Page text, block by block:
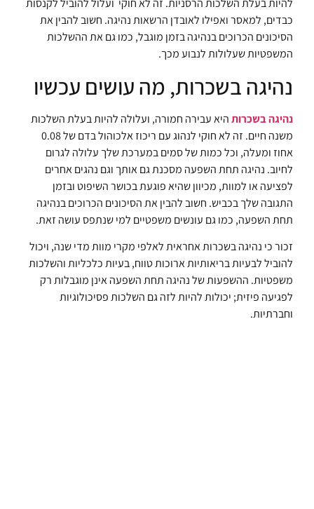
להיות בעלת השלכות הרסניות. זה לא חוקי ועלול להוביל לקנסות
כבדים, למאסר ואפילו לאובדן הרשאות נהיגה. חשוב להבין את
הסיכונים הכרוכים בנהיגה בזמן מוגבל, כמו גם את ההשלכות
המשפטיות שעלולות לנבוע מכך.
נהיגה בשכרות, מה עושים עכשיו
נהיגה בשכרותהיא עבירה חמורה, ועלולה להיות בעלת השלכות
משנה חיים. זה לא חוקי לנהוג עם ריכוז אלכוהול בדם של 0.08
אחוז ומעלה, וכל כמות של סמים במערכת שלך עלולה לגרום
לחיוב. נהיגה תחת השפעה מסכנת גם אותך וגם נהגים אחרים
לפציעה או למוות, מכיוון שהיא פוגעת בכושר השיפוט ובזמן
התגובה שלך בכביש. חשוב להבין את הסיכונים הכרוכים בנהיגה
תחת השפעה, כמו גם עונשים משפטיים למי שנתפס עושה זאת.
זכור כי נהיגה בשכרות אחראית לאלפי מקרי מוות מדי שנה, ויכול
להוביל לבעיות בריאותיות ארוכות טווח, בעיות כלכליות והשלכות
משפטיות. ההשפעות של נהיגה תחת השפעה אינן מוגבלות רק
לפגיעה פיזית; יכולות להיות לזה גם השלכות פסיכולוגיות
וחברתיות.